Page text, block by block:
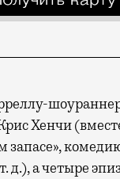
Хенчи
запасе»,
д.), а четыре